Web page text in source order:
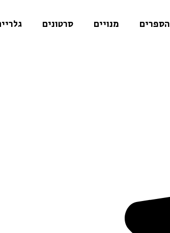
מנויים סרטונים